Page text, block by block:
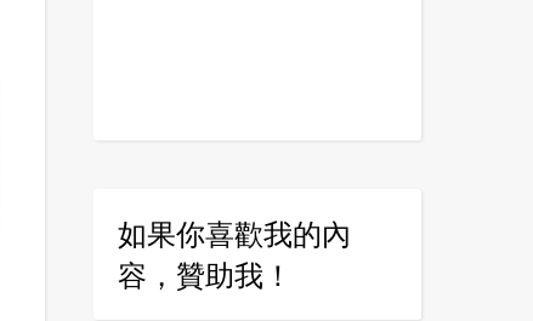
如果你喜歡我的內
容，贊助我！